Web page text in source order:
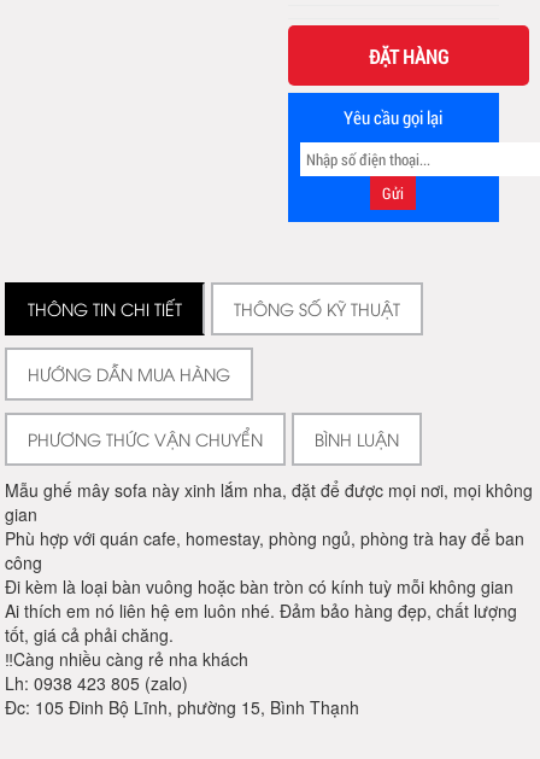
ĐẶT HÀNG
Yêu cầu gọi lại
THÔNG TIN CHI TIẾT THÔNG SỐ KỸ THUẬT
HƯỚNG DẪN MUA HÀNG
PHƯƠNG THỨC VẬN CHUYỂN BÌNH LUẬN
Mẫu ghế mây sofa này xinh lắm nha, đặt để được mọi nơi, mọi không
gian
Phù hợp với quán cafe, homestay, phòng ngủ, phòng trà hay để ban
công
Đi kèm là loại bàn vuông hoặc bàn tròn có kính tuỳ mỗi không gian
Ai thích em nó liên hệ em luôn nhé. Đảm bảo hàng đẹp, chất lượng
tốt, giá cả phải chăng.
‼️Càng nhiều càng rẻ nha khách
Lh: 0938 423 805 (zalo)
Đc: 105 Đinh Bộ Lĩnh, phường 15, Bình Thạnh